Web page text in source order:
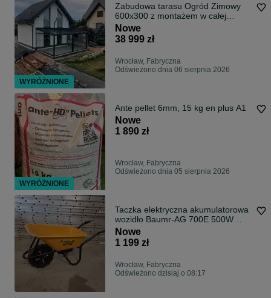
Zabudowa tarasu Ogród Zimowy
600x300 z montażem w całej
POLSCE
Nowe
38 999 zł
Wrocław, Fabryczna
Odświeżono dnia 06 sierpnia 2026
Ante pellet 6mm, 15 kg en plus A1
Nowe
1 890 zł
Wrocław, Fabryczna
Odświeżono dnia 05 sierpnia 2026
Taczka elektryczna akumulatorowa
wozidło Baumr-AG 700E 500W
100L 180kg
Nowe
1 199 zł
Wrocław, Fabryczna
Odświeżono dzisiaj o 08:17
WYRÓŻNIONE
WYRÓŻNIONE